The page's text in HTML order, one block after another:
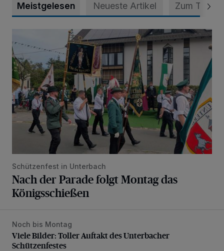
Meistgelesen Neueste Artikel Zum Thema
Nach der Parade folgt Montag das Königsschießen
Schützenfest in Unterbach
Nach der Parade folgt Montag das
Königsschießen
Viele Bilder: Toller Auftakt des Unterbacher
Noch bis Montag
Viele Bilder: Toller Auftakt des Unterbacher
Schützenfestes